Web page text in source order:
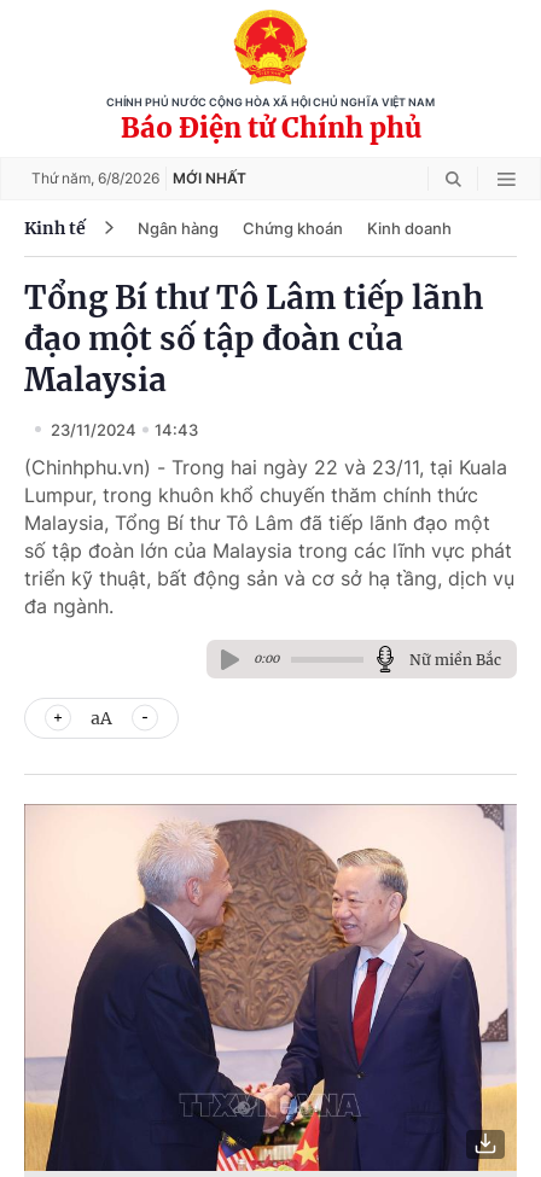
CHÍNH PHỦ NƯỚC CỘNG HÒA XÃ HỘI CHỦ NGHĨA VIỆT NAM
Báo Điện tử Chính phủ
Thứ năm, 6/8/2026 MỚI NHẤT
Kinh tế Ngân hàng Chứng khoán Kinh doanh
Tổng Bí thư Tô Lâm tiếp lãnh
đạo một số tập đoàn của
Malaysia
23/11/2024 14:43
(Chinhphu.vn) - Trong hai ngày 22 và 23/11, tại Kuala
Lumpur, trong khuôn khổ chuyến thăm chính thức
Malaysia, Tổng Bí thư Tô Lâm đã tiếp lãnh đạo một
số tập đoàn lớn của Malaysia trong các lĩnh vực phát
triển kỹ thuật, bất động sản và cơ sở hạ tầng, dịch vụ
đa ngành.
0:00 Nữ miền Bắc
aA